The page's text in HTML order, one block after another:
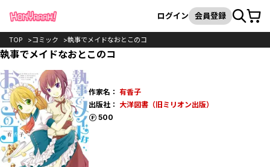
検索
ログイン 会員登録カート
TOP コミック 執事でメイドなおとこのコ
執事でメイドなおとこのコ
作家名： 有香子
出版社： 大洋図書（旧ミリオン出版）
500
ポイント